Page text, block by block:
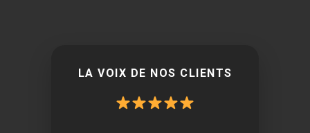
LA VOIX DE NOS CLIENTS